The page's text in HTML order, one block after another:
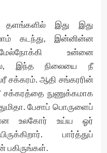
இது இது
கடந்து, இன்னின்ன
உன்னை
இந்த நிலையை நீ
ஆதி சங்கரரின்
நுணுக்கமாக
பேசாப் பொருளைப்
உலகோர் உய்ய ஓர்
பார்த்துப்
பகிருங்கள்.